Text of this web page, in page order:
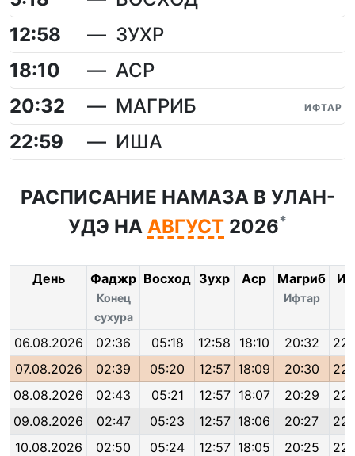
12:58
ЗУХР
18:10
АСР
20:32
МАГРИБ ИФТАР
22:59 ИША
РАСПИСАНИЕ НАМАЗА В УЛАН-
УДЭ НА АВГУСТ 2026*
День Фаджр
Конец
сухура
Восход Зухр Аср Магриб
Ифтар
06.08.2026 02:36 05:18 12:58 18:10 20:32
07.08.2026
02:39 05:20 12:57 18:09 20:30
08.08.2026
02:43 05:21 12:57 18:07 20:29
09.08.2026
02:47 05:23 12:57 18:06 20:27
10.08.2026
02:50 05:24 12:57 18:05 20:25